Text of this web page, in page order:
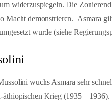
widerzuspiegeln. Die
Macht demonstrieren. Asmara
wurde (siehe
wuchs Asmara sehr
Krieg (1935 –